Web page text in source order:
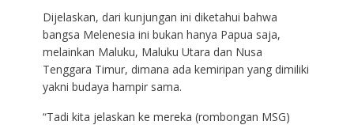
Dijelaskan, dari kunjungan ini diketahui bahwa
bangsa Melenesia ini bukan hanya Papua saja,
melainkan Maluku, Maluku Utara dan Nusa
Tenggara Timur, dimana ada kemiripan yang dimiliki
yakni budaya hampir sama.
“Tadi kita jelaskan ke mereka (rombongan MSG)